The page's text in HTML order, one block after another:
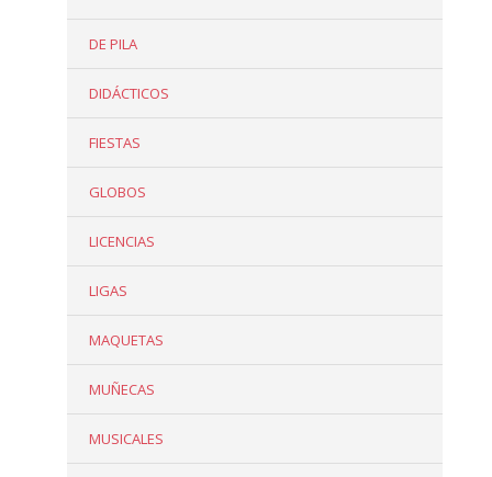
DE PILA
DIDÁCTICOS
FIESTAS
GLOBOS
LICENCIAS
LIGAS
MAQUETAS
MUÑECAS
MUSICALES